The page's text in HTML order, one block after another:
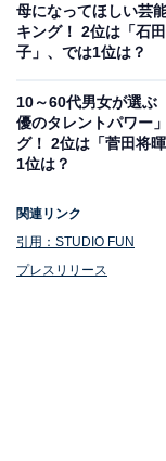
母になってほしい芸
キング！ 2位は「石
子」、では1位は？
10～60代男女が選ぶ
優のタレントパワー
グ！ 2位は「菅田将
1位は？
関連リンク
引用：STUDIO FUN
プレスリリース